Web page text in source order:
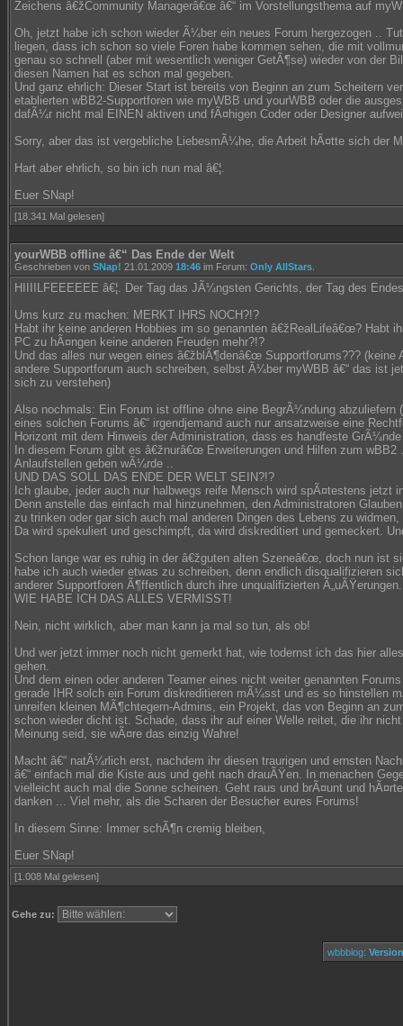
Zeichens â€žCommunity Managerâ€œ â€“ im Vorstellungsthema auf
Oh, jetzt habe ich schon wieder Ã¼ber ein neues Forum hergezogen ..
liegen, dass ich schon so viele Foren habe kommen sehen, die mit
genau so schnell (aber mit wesentlich weniger GetÃ¶se) wieder von der
diesen Namen hat es schon mal gegeben.
Und ganz ehrlich: Dieser Start ist bereits von Beginn an zum Scheitern
etablierten wBB2-Supportforen wie myWBB und yourWBB oder die
dafÃ¼r nicht mal EINEN aktiven und fÃ¤higen Coder oder Designer
Sorry, aber das ist vergebliche LiebesmÃ¼he, die Arbeit hÃ¤tte sich der
Hart aber ehrlich, so bin ich nun mal â€¦.
Euer SNap!
[18.341 Mal gelesen]
yourWBB offline â€“ Das Ende der Welt
Geschrieben von SNap! 21.01.2009 18:46 im Forum: Only AllStars
HIIIILFEEEEEE â€¦. Der Tag das JÃ¼ngsten Gerichts, der Tag des
Ums kurz zu machen: MERKT IHRS NOCH?!?
Habt ihr keine anderen Hobbies im so genannten â€žRealLifeâ€œ? Habt
PC zu hÃ¤ngen keine anderen Freuden mehr?!?
Und das alles nur wegen eines â€žblÃ¶denâ€œ Supportforums???
andere Supportforum auch schreiben, selbst Ã¼ber myWBB â€“ das ist
sich zu verstehen)
Also nochmals: Ein Forum ist offline ohne eine BegrÃ¼ndung abzuliefern
eines solchen Forums â€“ irgendjemand auch nur ansatzweise eine
Horizont mit dem Hinweis der Administration, dass es handfeste
In diesem Forum gibt es â€žnurâ€œ Erweiterungen und Hilfen zum
Anlaufstellen geben wÃ¼rde ..
UND DAS SOLL DAS ENDE DER WELT SEIN?!?
Ich glaube, jeder auch nur halbwegs reife Mensch wird spÃ¤testens jetzt
Denn anstelle das einfach mal hinzunehmen, den Administratoren
zu trinken oder gar sich auch mal anderen Dingen des Lebens zu
Da wird spekuliert und geschimpft, da wird diskreditiert und gemeckert.
Schon lange war es ruhig in der â€žguten alten Szeneâ€œ, doch nun ist
habe ich auch wieder etwas zu schreiben, denn endlich disqualifizieren
anderer Supportforen Ã¶ffentlich durch ihre unqualifizierten Ã„uÃŸerungen.
WIE HABE ICH DAS ALLES VERMISST!
Nein, nicht wirklich, aber man kann ja mal so tun, als ob!
Und wer jetzt immer noch nicht gemerkt hat, wie todernst ich das hier
gehen.
Und dem einen oder anderen Teamer eines nicht weiter genannten
gerade IHR solch ein Forum diskreditieren mÃ¼sst und es so hinstellen
unreifen kleinen MÃ¶chtegern-Admins, ein Projekt, das von Beginn an
schon wieder dicht ist. Schade, dass ihr auf einer Welle reitet, die ihr
Meinung seid, sie wÃ¤re das einzig Wahre!
Macht â€“ natÃ¼rlich erst, nachdem ihr diesen traurigen und ernsten
â€“ einfach mal die Kiste aus und geht nach drauÃŸen. In menachen
vielleicht auch mal die Sonne scheinen. Geht raus und brÃ¤unt und
danken ... Viel mehr, als die Scharen der Besucher eures Forums!
In diesem Sinne: Immer schÃ¶n cremig bleiben,
Euer SNap!
[1.008 Mal gelesen]
Gehe zu:
wbbblog: